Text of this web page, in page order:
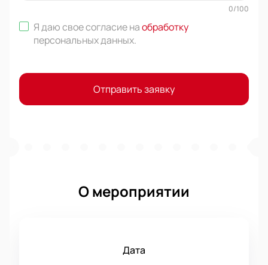
0/100
Я даю свое согласие наобработку
персональных данных.
Отправить заявку
О мероприятии
Дата